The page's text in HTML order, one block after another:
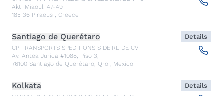
Akti Miaouli 47-49
185 36 Piraeus , Greece
Santiago de Querétaro
CP TRANSPORTS SPEDITIONS S DE RL DE CV
Av. Antea Jurica #1088, Piso 3,
76100 Santiago de Querétaro, Qro , Mexico
Details
Kolkata Details